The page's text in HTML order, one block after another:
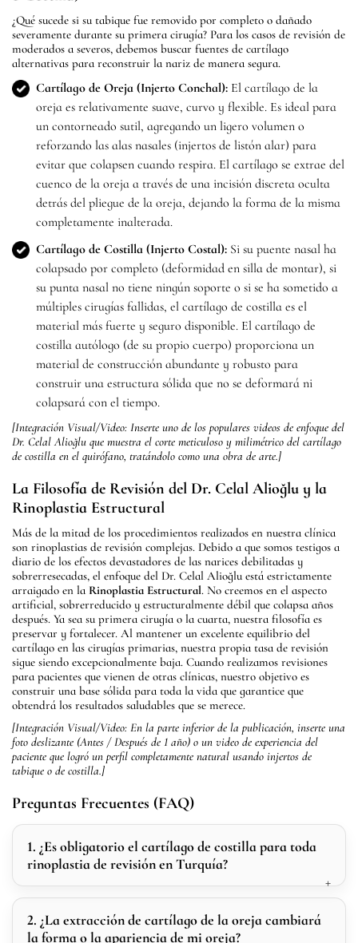
¿Qué sucede si su tabique fue removido por completo o dañado
severamente durante su primera cirugía? Para los casos de revisión de
moderados a severos, debemos buscar fuentes de cartílago
alternativas para reconstruir la nariz de manera segura.
Cartílago de Oreja (Injerto Conchal): El cartílago de la
oreja es relativamente suave, curvo y flexible. Es ideal para
un contorneado sutil, agregando un ligero volumen o
reforzando las alas nasales (injertos de listón alar) para
evitar que colapsen cuando respira. El cartílago se extrae del
cuenco de la oreja a través de una incisión discreta oculta
detrás del pliegue de la oreja, dejando la forma de la misma
completamente inalterada.
Cartílago de Costilla (Injerto Costal): Si su puente nasal ha
colapsado por completo (deformidad en silla de montar), si
su punta nasal no tiene ningún soporte o si se ha sometido a
múltiples cirugías fallidas, el cartílago de costilla es el
material más fuerte y seguro disponible. El cartílago de
costilla autólogo (de su propio cuerpo) proporciona un
material de construcción abundante y robusto para
construir una estructura sólida que no se deformará ni
colapsará con el tiempo.
[Integración Visual/Video: Inserte uno de los populares videos de enfoque del
Dr. Celal Alioğlu que muestra el corte meticuloso y milimétrico del cartílago
de costilla en el quirófano, tratándolo como una obra de arte.]
La Filosofía de Revisión del Dr. Celal Alioğlu y la
Rinoplastia Estructural
Más de la mitad de los procedimientos realizados en nuestra clínica
son rinoplastias de revisión complejas. Debido a que somos testigos a
diario de los efectos devastadores de las narices debilitadas y
sobrerresecadas, el enfoque del Dr. Celal Alioğlu está estrictamente
arraigado en la Rinoplastia Estructural. No creemos en el aspecto
artificial, sobrerreducido y estructuralmente débil que colapsa años
después. Ya sea su primera cirugía o la cuarta, nuestra filosofía es
preservar y fortalecer. Al mantener un excelente equilibrio del
cartílago en las cirugías primarias, nuestra propia tasa de revisión
sigue siendo excepcionalmente baja. Cuando realizamos revisiones
para pacientes que vienen de otras clínicas, nuestro objetivo es
construir una base sólida para toda la vida que garantice que
obtendrá los resultados saludables que se merece.
[Integración Visual/Video: En la parte inferior de la publicación, inserte una
foto deslizante (Antes / Después de 1 año) o un video de experiencia del
paciente que logró un perfil completamente natural usando injertos de
tabique o de costilla.]
Preguntas Frecuentes (FAQ)
1. ¿Es obligatorio el cartílago de costilla para toda
rinoplastia de revisión en Turquía?
2. ¿La extracción de cartílago de la oreja cambiará
la forma o la apariencia de mi oreja?